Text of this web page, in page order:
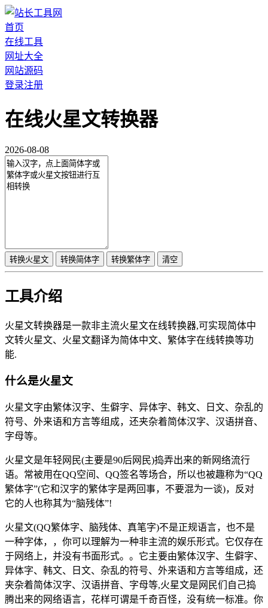
首页
在线工具
网址大全
网站源码
登录注册
在线火星文转换器
2026-08-08
转换火星文 转换简体字 转换繁体字 清空
工具介绍
火星文转换器是一款非主流火星文在线转换器,可实现简体中
文转火星文、火星文翻译为简体中文、繁体字在线转换等功
能.
什么是火星文
火星文字由繁体汉字、生僻字、异体字、韩文、日文、杂乱的
符号、外来语和方言等组成，还夹杂着简体汉字、汉语拼音、
字母等。
火星文是年轻网民(主要是90后网民)捣弄出来的新网络流行
语。常被用在QQ空间、QQ签名等场合，所以也被趣称为“QQ
繁体字”(它和汉字的繁体字是两回事，不要混为一谈)，反对
它的人也称其为“脑残体”!
火星文(QQ繁体字、脑残体、真笔字)不是正规语言，也不是
一种字体，，你可以理解为一种非主流的娱乐形式。它仅存在
于网络上，并没有书面形式。。它主要由繁体汉字、生僻字、
异体字、韩文、日文、杂乱的符号、外来语和方言等组成，还
夹杂着简体汉字、汉语拼音、字母等,火星文是网民们自己捣
腾出来的网络语言，花样可谓是千奇百怪，没有统一标准。你